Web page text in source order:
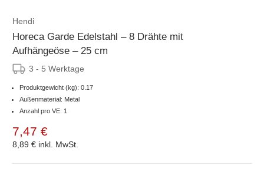
Hendi
Horeca Garde Edelstahl – 8 Drähte mit
Aufhängeöse – 25 cm
3 - 5 Werktage
Produktgewicht (kg): 0.17
Außenmaterial: Metal
Anzahl pro VE: 1
7,47 €
8,89 € inkl. MwSt.